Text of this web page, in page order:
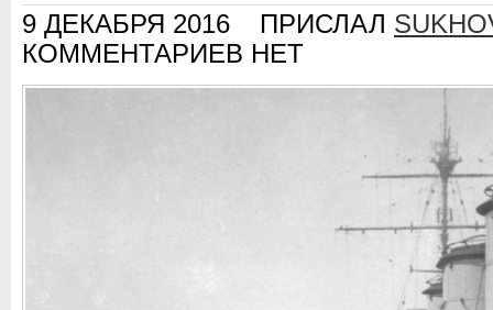
9 ДЕКАБРЯ 2016 ПРИСЛАЛ
КОММЕНТАРИЕВ НЕТ